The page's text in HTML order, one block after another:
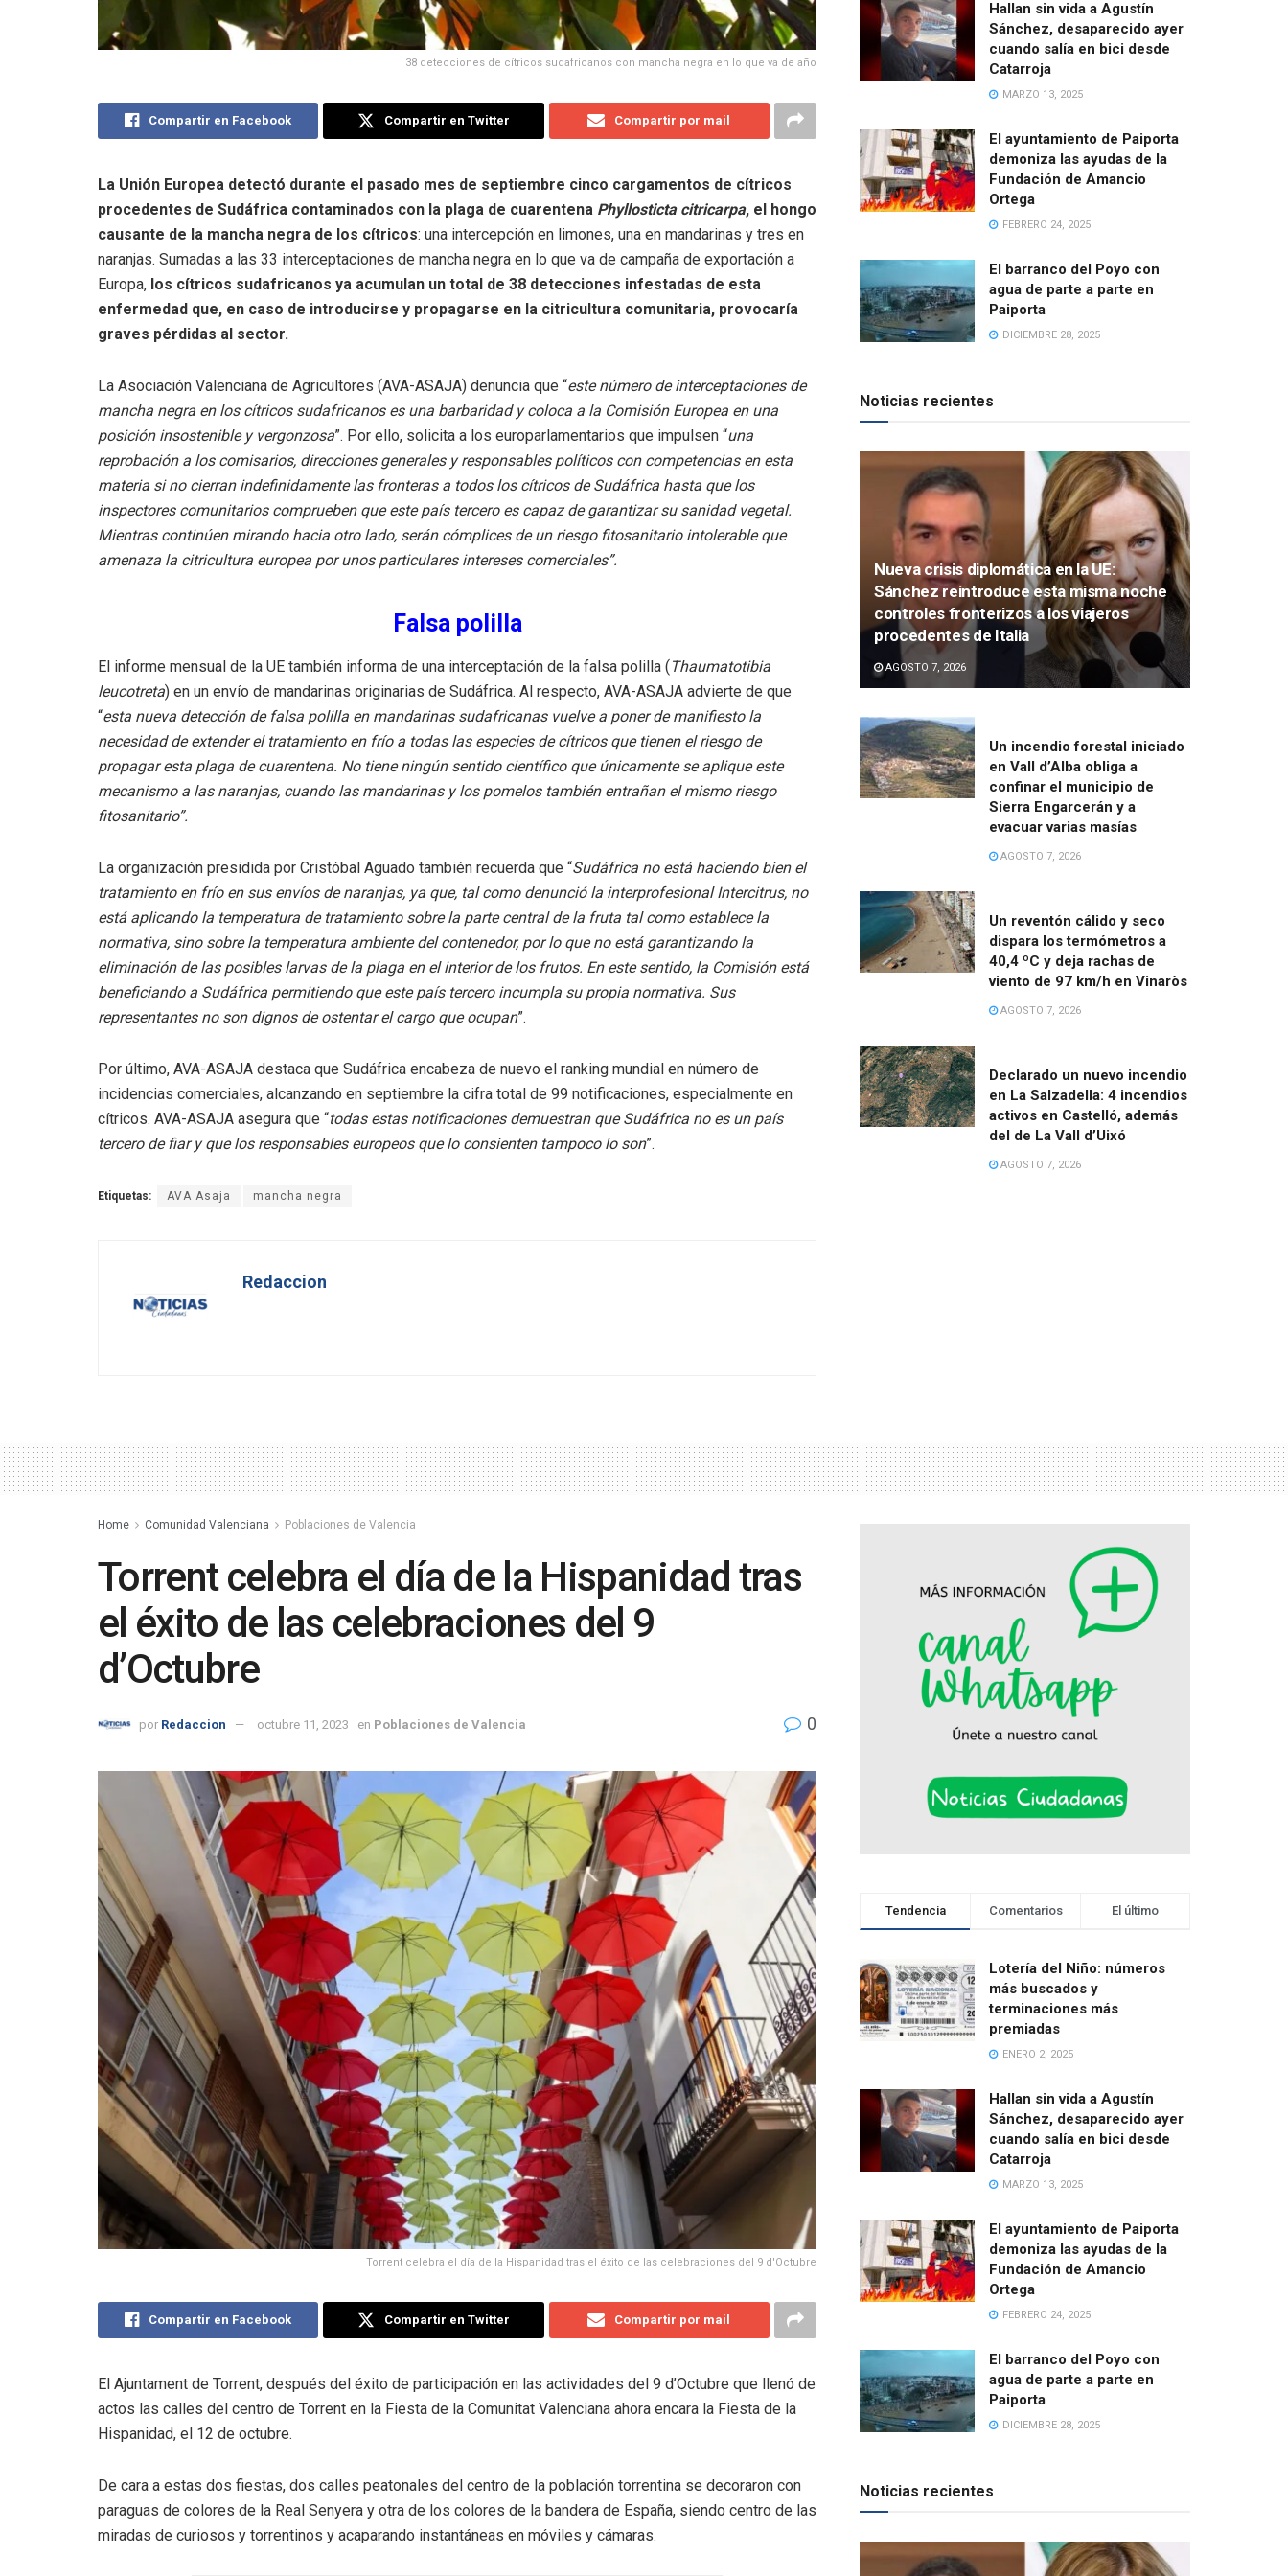
38 detecciones de cítricos sudafricanos con mancha negra en lo que va de año
Compartir en Facebook Compartir en Twitter Compartir por mail
La Unión Europea detectó durante el pasado mes de septiembre cinco cargamentos de cítricos
procedentes de Sudáfrica contaminados con la plaga de cuarentena Phyllosticta citricarpa, el hongo
causante de la mancha negra de los cítricos: una intercepción en limones, una en mandarinas y tres en
naranjas. Sumadas a las 33 interceptaciones de mancha negra en lo que va de campaña de exportación a
Europa, los cítricos sudafricanos ya acumulan un total de 38 detecciones infestadas de esta
enfermedad que, en caso de introducirse y propagarse en la citricultura comunitaria, provocaría
graves pérdidas al sector.
La Asociación Valenciana de Agricultores (AVA-ASAJA) denuncia que “este número de interceptaciones de
mancha negra en los cítricos sudafricanos es una barbaridad y coloca a la Comisión Europea en una
posición insostenible y vergonzosa”. Por ello, solicita a los europarlamentarios que impulsen “una
reprobación a los comisarios, direcciones generales y responsables políticos con competencias en esta
materia si no cierran indefinidamente las fronteras a todos los cítricos de Sudáfrica hasta que los
inspectores comunitarios comprueben que este país tercero es capaz de garantizar su sanidad vegetal.
Mientras continúen mirando hacia otro lado, serán cómplices de un riesgo fitosanitario intolerable que
amenaza la citricultura europea por unos particulares intereses comerciales”.
Falsa polilla
El informe mensual de la UE también informa de una interceptación de la falsa polilla (Thaumatotibia
leucotreta) en un envío de mandarinas originarias de Sudáfrica. Al respecto, AVA-ASAJA advierte de que
“esta nueva detección de falsa polilla en mandarinas sudafricanas vuelve a poner de manifiesto la
necesidad de extender el tratamiento en frío a todas las especies de cítricos que tienen el riesgo de
propagar esta plaga de cuarentena. No tiene ningún sentido científico que únicamente se aplique este
mecanismo a las naranjas, cuando las mandarinas y los pomelos también entrañan el mismo riesgo
fitosanitario”.
La organización presidida por Cristóbal Aguado también recuerda que “Sudáfrica no está haciendo bien el
tratamiento en frío en sus envíos de naranjas, ya que, tal como denunció la interprofesional Intercitrus, no
está aplicando la temperatura de tratamiento sobre la parte central de la fruta tal como establece la
normativa, sino sobre la temperatura ambiente del contenedor, por lo que no está garantizando la
eliminación de las posibles larvas de la plaga en el interior de los frutos. En este sentido, la Comisión está
beneficiando a Sudáfrica permitiendo que este país tercero incumpla su propia normativa. Sus
representantes no son dignos de ostentar el cargo que ocupan”.
Por último, AVA-ASAJA destaca que Sudáfrica encabeza de nuevo el ranking mundial en número de
incidencias comerciales, alcanzando en septiembre la cifra total de 99 notificaciones, especialmente en
cítricos. AVA-ASAJA asegura que “todas estas notificaciones demuestran que Sudáfrica no es un país
tercero de fiar y que los responsables europeos que lo consienten tampoco lo son”.
Etiquetas: AVA Asaja mancha negra
Redaccion
Hallan sin vida a Agustín
Sánchez, desaparecido ayer
cuando salía en bici desde
Catarroja
MARZO 13, 2025
El ayuntamiento de Paiporta
demoniza las ayudas de la
Fundación de Amancio
Ortega
FEBRERO 24, 2025
El barranco del Poyo con
agua de parte a parte en
Paiporta
DICIEMBRE 28, 2025
Noticias recientes
Nueva crisis diplomática en la UE:
Sánchez reintroduce esta misma noche
controles fronterizos a los viajeros
procedentes de Italia
AGOSTO 7, 2026
Un incendio forestal iniciado
en Vall d’Alba obliga a
confinar el municipio de
Sierra Engarcerán y a
evacuar varias masías
AGOSTO 7, 2026
Un reventón cálido y seco
dispara los termómetros a
40,4 ºC y deja rachas de
viento de 97 km/h en Vinaròs
AGOSTO 7, 2026
Declarado un nuevo incendio
en La Salzadella: 4 incendios
activos en Castelló, además
del de La Vall d’Uixó
AGOSTO 7, 2026
Home Comunidad Valenciana Poblaciones de Valencia
Torrent celebra el día de la Hispanidad tras
el éxito de las celebraciones del 9
d’Octubre
por Redaccion octubre 11, 2023 en Poblaciones de Valencia 0
Torrent celebra el día de la Hispanidad tras el éxito de las celebraciones del 9 d'Octubre
Compartir en Facebook Compartir en Twitter Compartir por mail
El Ajuntament de Torrent, después del éxito de participación en las actividades del 9 d’Octubre que llenó de
actos las calles del centro de Torrent en la Fiesta de la Comunitat Valenciana ahora encara la Fiesta de la
Hispanidad, el 12 de octubre.
De cara a estas dos fiestas, dos calles peatonales del centro de la población torrentina se decoraron con
paraguas de colores de la Real Senyera y otra de los colores de la bandera de España, siendo centro de las
miradas de curiosos y torrentinos y acaparando instantáneas en móviles y cámaras.
Tendencia Comentarios El último
Lotería del Niño: números
más buscados y
terminaciones más
premiadas
ENERO 2, 2025
Hallan sin vida a Agustín
Sánchez, desaparecido ayer
cuando salía en bici desde
Catarroja
MARZO 13, 2025
El ayuntamiento de Paiporta
demoniza las ayudas de la
Fundación de Amancio
Ortega
FEBRERO 24, 2025
El barranco del Poyo con
agua de parte a parte en
Paiporta
DICIEMBRE 28, 2025
Noticias recientes